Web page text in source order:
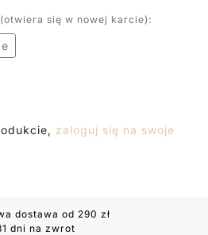
się w nowej karcie):
zaloguj się na swoje
dostawa od 290 zł
dni na zwrot